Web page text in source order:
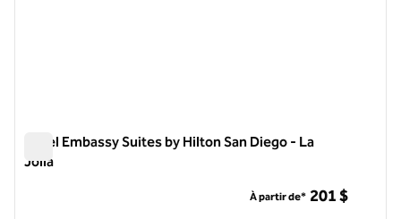
Hôtel Embassy Suites by Hilton San Diego - La
Jolla
À partir de* 201 $